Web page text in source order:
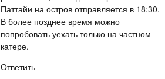
Паттайи на остров отправляется в 18:30.
В более позднее время можно
попробовать уехать только на частном
катере.
Ответить